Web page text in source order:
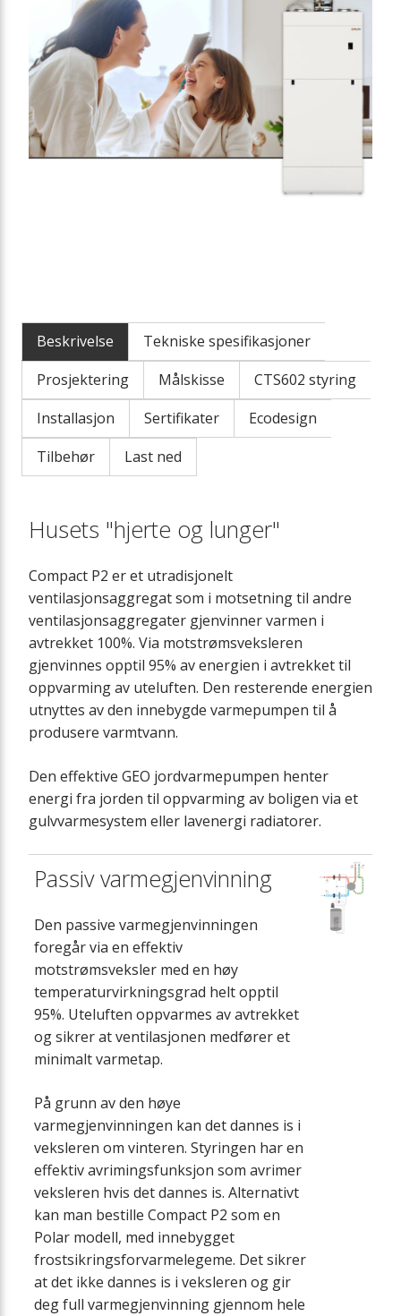
Beskrivelse
Tekniske spesifikasjoner
Prosjektering
Målskisse
CTS602 styring
Installasjon
Sertifikater
Ecodesign
Tilbehør
Last ned
Husets "hjerte og lunger"
Compact P2 er et utradisjonelt
ventilasjonsaggregat som i motsetning til andre
ventilasjonsaggregater gjenvinner varmen i
avtrekket 100%. Via motstrømsveksleren
gjenvinnes opptil 95% av energien i avtrekket til
oppvarming av uteluften. Den resterende energien
utnyttes av den innebygde varmepumpen til å
produsere varmtvann.
Den effektive GEO jordvarmepumpen henter
energi fra jorden til oppvarming av boligen via et
gulvvarmesystem eller lavenergi radiatorer.
Passiv varmegjenvinning
Den passive varmegjenvinningen
foregår via en effektiv
motstrømsveksler med en høy
temperaturvirkningsgrad helt opptil
95%. Uteluften oppvarmes av avtrekket
og sikrer at ventilasjonen medfører et
minimalt varmetap.
På grunn av den høye
varmegjenvinningen kan det dannes is i
veksleren om vinteren. Styringen har en
effektiv avrimingsfunksjon som avrimer
veksleren hvis det dannes is. Alternativt
kan man bestille Compact P2 som en
Polar modell, med innebygget
frostsikringsforvarmelegeme. Det sikrer
at det ikke dannes is i veksleren og gir
deg full varmegjenvinning gjennom hele